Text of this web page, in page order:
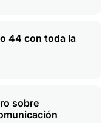
44 con toda la
sobre